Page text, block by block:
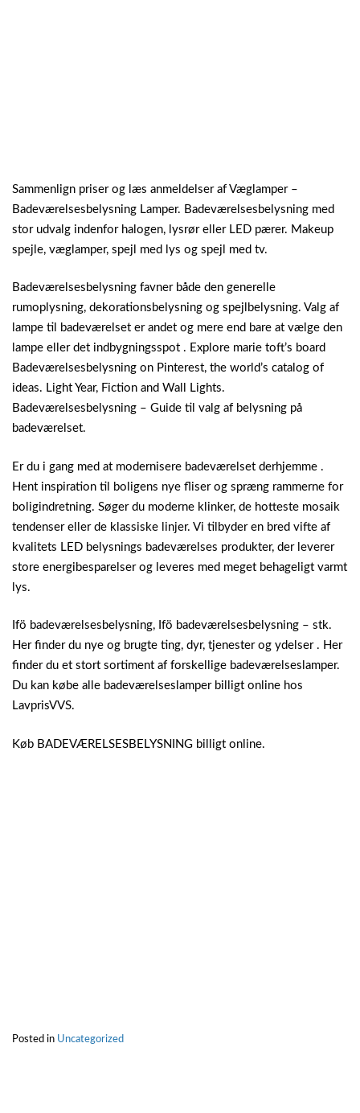
Sammenlign priser og læs anmeldelser af Væglamper –
Badeværelsesbelysning Lamper. Badeværelsesbelysning med
stor udvalg indenfor halogen, lysrør eller LED pærer. Makeup
spejle, væglamper, spejl med lys og spejl med tv.
Badeværelsesbelysning favner både den generelle
rumoplysning, dekorationsbelysning og spejlbelysning. Valg af
lampe til badeværelset er andet og mere end bare at vælge den
lampe eller det indbygningsspot . Explore marie toft’s board
Badeværelsesbelysning on Pinterest, the world’s catalog of
ideas. Light Year, Fiction and Wall Lights.
Badeværelsesbelysning – Guide til valg af belysning på
badeværelset.
Er du i gang med at modernisere badeværelset derhjemme .
Hent inspiration til boligens nye fliser og spræng rammerne for
boligindretning. Søger du moderne klinker, de hotteste mosaik
tendenser eller de klassiske linjer. Vi tilbyder en bred vifte af
kvalitets LED belysnings badeværelses produkter, der leverer
store energibesparelser og leveres med meget behageligt varmt
lys.
Ifö badeværelsesbelysning, Ifö badeværelsesbelysning – stk.
Her finder du nye og brugte ting, dyr, tjenester og ydelser . Her
finder du et stort sortiment af forskellige badeværelseslamper.
Du kan købe alle badeværelseslamper billigt online hos
LavprisVVS.
Køb BADEVÆRELSESBELYSNING billigt online.
Posted in Uncategorized